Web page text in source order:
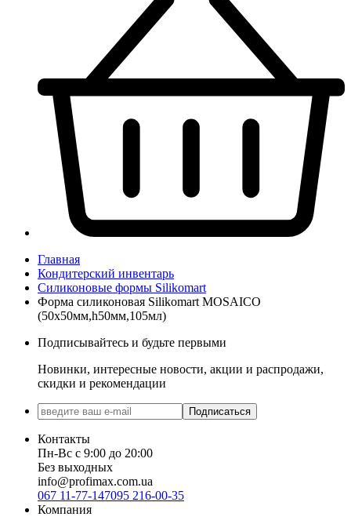
Главная
Кондитерский инвентарь
Силиконовые формы Silikomart
Форма силиконовая Silikomart MOSAICO
(50x50мм,h50мм,105мл)
Подписывайтесь и будьте первыми
Новинки, интересные новости, акции и распродажи,
скидки и рекомендации
Подписаться
Контакты
Пн-Вс с 9:00 до 20:00
Без выходных
info@profimax.com.ua
067 11-77-147095 216-00-35
Компания